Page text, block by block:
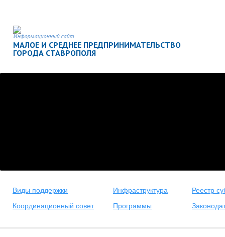
Информационный сайт
МАЛОЕ И СРЕДНЕЕ ПРЕДПРИНИМАТЕЛЬСТВО
ГОРОДА СТАВРОПОЛЯ
Виды поддержки Инфраструктура
Реестр
Координационный совет
Программы